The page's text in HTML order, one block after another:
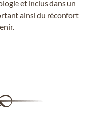
et inclus dans un
ainsi du réconfort